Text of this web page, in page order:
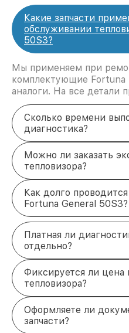
Какие запчасти
обслуживании
50S3?
Мы применяем при
комплектующие Fortuna
аналоги. На все детали
Сколько времени
диагностика?
Можно ли заказать
тепловизора?
Как долго
Fortuna General 50S3?
Платная ли
отдельно?
Фиксируется ли цена
тепловизора?
Оформляете ли
запчасти?